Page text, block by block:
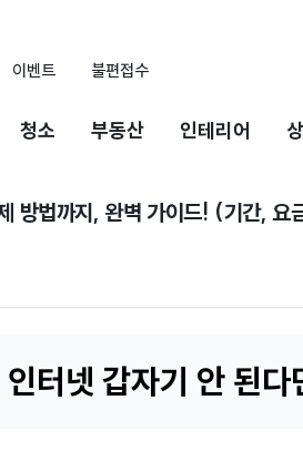
이벤트 불편접수
청소 부동산 인테리어
방법까지, 완벽 가이드! (기간, 요
터넷 갑자기 안 된다